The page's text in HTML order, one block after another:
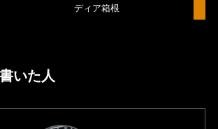
ディア箱根
いた人